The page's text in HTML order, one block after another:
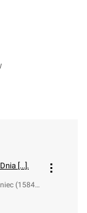
[...].
(1584-1